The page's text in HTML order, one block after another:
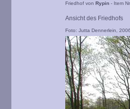
Friedhof von Rypin - Item
Ansicht des Friedhofs
Foto: Jutta Dennerlein,